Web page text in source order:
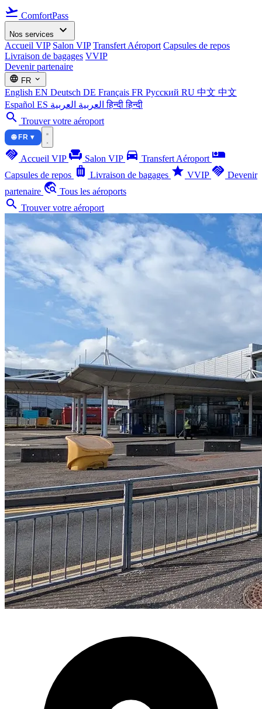
flight_takeoff ComfortPass
Nos services expand_more
Accueil VIP Salon VIP Transfert Aéroport Capsules de repos
Livraison de bagages VVIP
Devenir partenaire
language FR expand_more
English EN Deutsch DE Français FR Русский RU 中文 中文
Español ES العربية العربية हिन्दीहिन्दी
search Trouver votre aéroport
🌐 FR ▾
handshake Accueil VIP chair Salon VIP directions_car Transfert Aéroport airline_seat_individual_suite
Capsules de repos luggage Livraison de bagages star VVIP handshake Devenir
partenaire travel_explore Tous les aéroports
search Trouver votre aéroport